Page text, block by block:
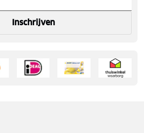
Inschrijven